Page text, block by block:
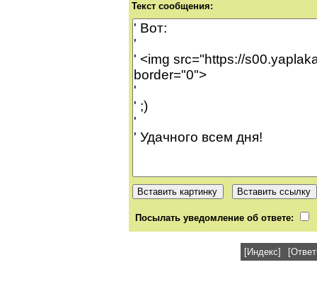
Текст сообщения:
Посылать уведомление об ответе:
[Индекс]